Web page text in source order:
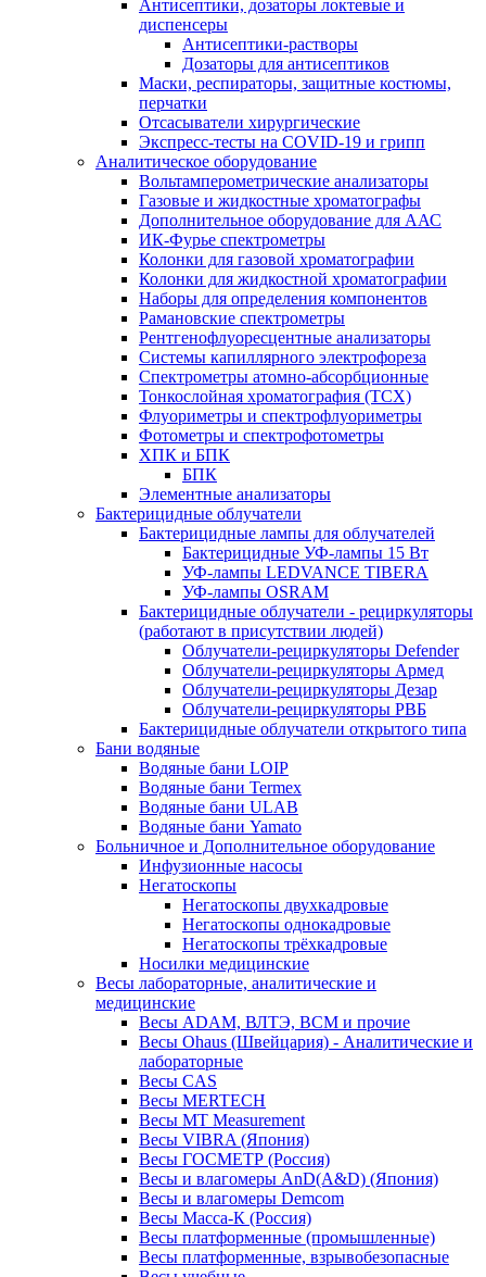
Антисептики, дозаторы локтевые и
диспенсеры
Антисептики-растворы
Дозаторы для антисептиков
Маски, респираторы, защитные костюмы,
перчатки
Отсасыватели хирургические
Экспресс-тесты на COVID-19 и грипп
Аналитическое оборудование
Вольтамперометрические анализаторы
Газовые и жидкостные хроматографы
Дополнительное оборудование для ААС
ИК-Фурье спектрометры
Колонки для газовой хроматографии
Колонки для жидкостной хроматографии
Наборы для определения компонентов
Рамановские спектрометры
Рентгенофлуоресцентные анализаторы
Системы капиллярного электрофореза
Спектрометры атомно-абсорбционные
Тонкослойная хроматография (ТСХ)
Флуориметры и спектрофлуориметры
Фотометры и спектрофотометры
ХПК и БПК
БПК
Элементные анализаторы
Бактерицидные облучатели
Бактерицидные лампы для облучателей
Бактерицидные УФ-лампы 15 Вт
УФ-лампы LEDVANCE TIBERA
УФ-лампы OSRAM
Бактерицидные облучатели - рециркуляторы
(работают в присутствии людей)
Облучатели-рециркуляторы Defender
Облучатели-рециркуляторы Армед
Облучатели-рециркуляторы Дезар
Облучатели-рециркуляторы РВБ
Бактерицидные облучатели открытого типа
Бани водяные
Водяные бани LOIP
Водяные бани Termex
Водяные бани ULAB
Водяные бани Yamato
Больничное и Дополнительное оборудование
Инфузионные насосы
Негатоскопы
Негатоскопы двухкадровые
Негатоскопы однокадровые
Негатоскопы трёхкадровые
Носилки медицинские
Весы лабораторные, аналитические и
медицинские
Весы ADAM, ВЛТЭ, BCM и прочие
Весы Ohaus (Швейцария) - Аналитические и
лабораторные
Весы CAS
Весы MERTECH
Весы MT Measurement
Весы VIBRA (Япония)
Весы ГОСМЕТР (Россия)
Весы и влагомеры AnD(A&D) (Япония)
Весы и влагомеры Demcom
Весы Масса-К (Россия)
Весы платформенные (промышленные)
Весы платформенные, взрывобезопасные